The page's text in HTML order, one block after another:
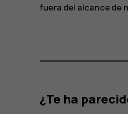
fuera del alcance de
¿Te ha